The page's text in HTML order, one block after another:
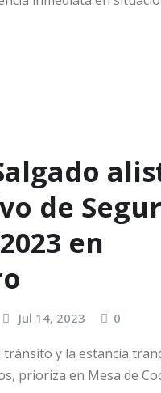
de
en
Jul 14, 2023 0
y la estancia
prioriza en Mesa de